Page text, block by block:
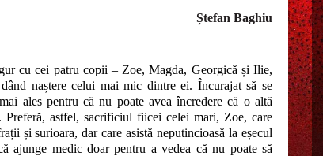
Ștefan Baghiu
cu cei patru copii – Zoe, Magda, Georgică și Ilie,
naștere celui mai mic dintre ei. Încurajat să se
ales pentru că nu poate avea încredere că o altă
astfel, sacrificiul fiicei celei mari, Zoe, care
și surioara, dar care asistă neputincioasă la eșecul
ajunge medic doar pentru a vedea că nu poate să